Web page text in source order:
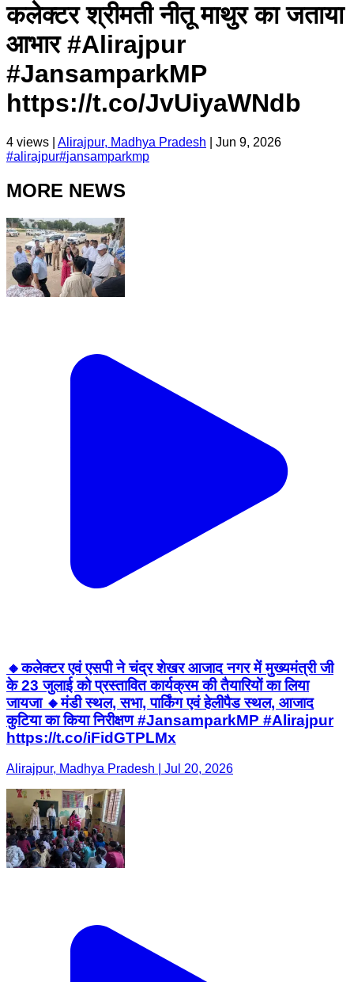
कलेक्टर श्रीमती नीतू माथुर का जताया
आभार #Alirajpur
#JansamparkMP
https://t.co/JvUiyaWNdb
4 views | Alirajpur, Madhya Pradesh
Jun 9, 2026
#alirajpur#jansamparkmp
MORE NEWS
🔸कलेक्टर एवं एसपी ने चंद्र शेखर आजाद नगर में मुख्यमंत्री जी
के 23 जुलाई को प्रस्तावित कार्यक्रम की तैयारियों का लिया
जायजा 🔸मंडी स्थल, सभा, पार्किंग एवं हेलीपैड स्थल, आजाद
कुटिया का किया निरीक्षण #JansamparkMP #Alirajpur
https://t.co/iFidGTPLMx
Alirajpur, Madhya Pradesh | Jul 20, 2026